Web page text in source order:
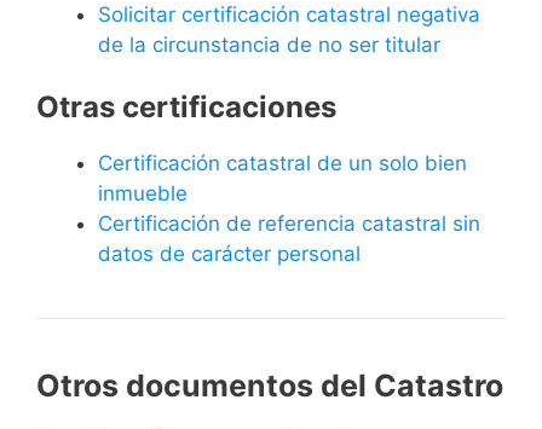
Solicitar certificación catastral negativa
de la circunstancia de no ser titular
Otras certificaciones
Certificación catastral de un solo bien
inmueble
Certificación de referencia catastral sin
datos de carácter personal
Otros documentos del Catastro